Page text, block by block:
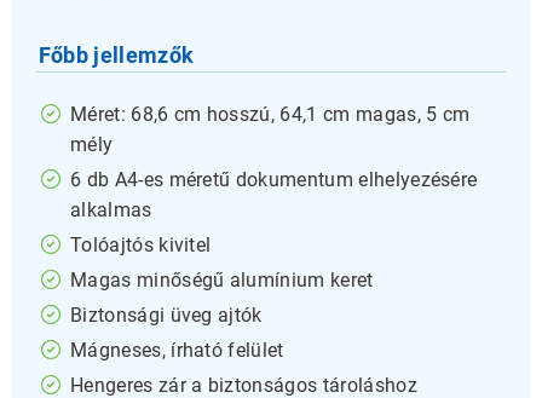
Főbb jellemzők
Méret: 68,6 cm hosszú, 64,1 cm magas, 5 cm
mély
6 db A4-es méretű dokumentum elhelyezésére
alkalmas
Tolóajtós kivitel
Magas minőségű alumínium keret
Biztonsági üveg ajtók
Mágneses, írható felület
Hengeres zár a biztonságos tároláshoz